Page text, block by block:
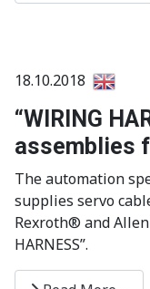
18.10.2018
“WIRING
assemblies
The automation
supplies servo
Rexroth® and
HARNESS”.